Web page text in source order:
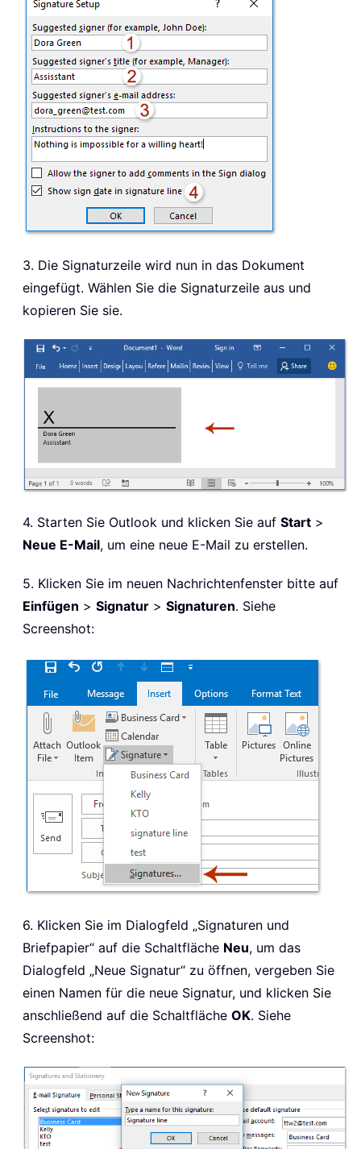
3. Die Signaturzeile wird nun in das Dokument
eingefügt. Wählen Sie die Signaturzeile aus und
kopieren Sie sie.
4. Starten Sie Outlook und klicken Sie auf Start >
Neue E-Mail, um eine neue E-Mail zu erstellen.
5. Klicken Sie im neuen Nachrichtenfenster bitte auf
Einfügen > Signatur > Signaturen. Siehe
Screenshot:
6. Klicken Sie im Dialogfeld „Signaturen und
Briefpapier“ auf die Schaltfläche Neu, um das
Dialogfeld „Neue Signatur“ zu öffnen, vergeben Sie
einen Namen für die neue Signatur, und klicken Sie
anschließend auf die Schaltfläche OK. Siehe
Screenshot: